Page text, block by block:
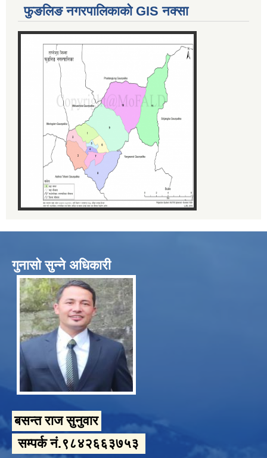
फुङलिङ नगरपालिकाको GIS नक्सा
गुनासो सुन्ने अधिकारी
बसन्त राज सुनुवार
सम्पर्क नं.९८४२६६३७५३